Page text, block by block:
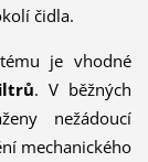
čidla.
je vhodné
. V běžných
nežádou­cí
mechanického